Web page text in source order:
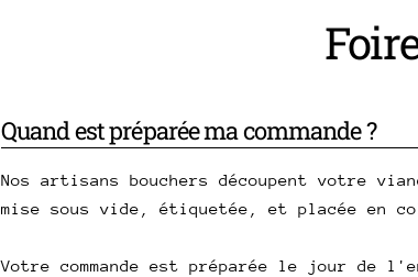
Quand est préparée ma commande ?
Nos artisans bouchers découpent votre
mise sous vide, étiquetée, et placée en
Votre commande est préparée le jour